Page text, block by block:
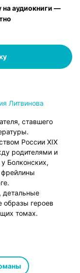
на аудиокниги —
Литвинова
ставшего
России XIX
родителями и
Болконских,
фрейлины
детальные
образы героев
томах.